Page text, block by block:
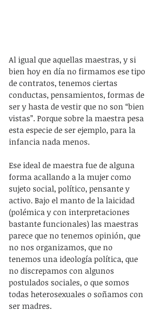
Al igual que aquellas maestras, y si
bien hoy en día no firmamos ese tipo
de contratos, tenemos ciertas
conductas, pensamientos, formas de
ser y hasta de vestir que no son “bien
vistas”. Porque sobre la maestra pesa
esta especie de ser ejemplo, para la
infancia nada menos.
Ese ideal de maestra fue de alguna
forma acallando a la mujer como
sujeto social, político, pensante y
activo. Bajo el manto de la laicidad
(polémica y con interpretaciones
bastante funcionales) las maestras
parece que no tenemos opinión, que
no nos organizamos, que no
tenemos una ideología política, que
no discrepamos con algunos
postulados sociales, o que somos
todas heterosexuales o soñamos con
ser madres.